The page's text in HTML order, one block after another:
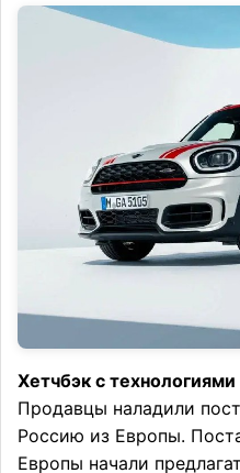
Хетчбэк с
Продавцы наладили
Россию из Европы.
Европы начали